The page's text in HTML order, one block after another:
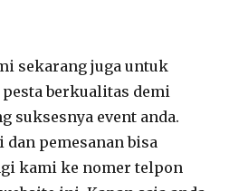
sekarang juga untuk
berkualitas demi
suksesnya event anda.
pemesanan bisa
kami ke nomer telpon